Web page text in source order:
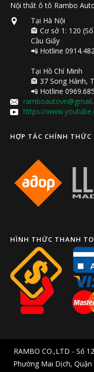
Nội thất ô tô Rambo
Tại Hà Nội
🏤 Cơ sở 1: 120
Cầu Giấy
📲 Hotline
Tại Hồ Chí Minh
🏤 37 Song Hành,
📲 Hotline
https://
HỢP TÁC CHÍNH THỨC
HÌNH THỨC THANH
RAMBO CO.,LTD - Số
Phường Mai Dịch,